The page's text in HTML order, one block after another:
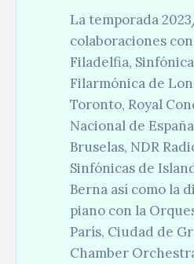
La temporada
colaboraciones
Filadelfia,
Filarmónica de
Toronto, Royal
Nacional de
Bruselas, NDR
Sinfónicas de
Berna así como la
piano con la
París, Ciudad de
Chamber